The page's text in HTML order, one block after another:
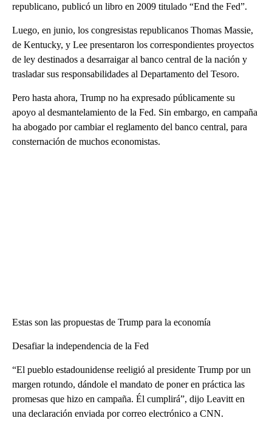
republicano, publicó un libro en 2009 titulado “End the Fed”.
Luego, en junio, los congresistas republicanos Thomas Massie,
de Kentucky, y Lee presentaron los correspondientes proyectos
de ley destinados a desarraigar al banco central de la nación y
trasladar sus responsabilidades al Departamento del Tesoro.
Pero hasta ahora, Trump no ha expresado públicamente su
apoyo al desmantelamiento de la Fed. Sin embargo, en campaña
ha abogado por cambiar el reglamento del banco central, para
consternación de muchos economistas.
Estas son las propuestas de Trump para la economía
Desafiar la independencia de la Fed
“El pueblo estadounidense reeligió al presidente Trump por un
margen rotundo, dándole el mandato de poner en práctica las
promesas que hizo en campaña. Él cumplirá”, dijo Leavitt en
una declaración enviada por correo electrónico a CNN.